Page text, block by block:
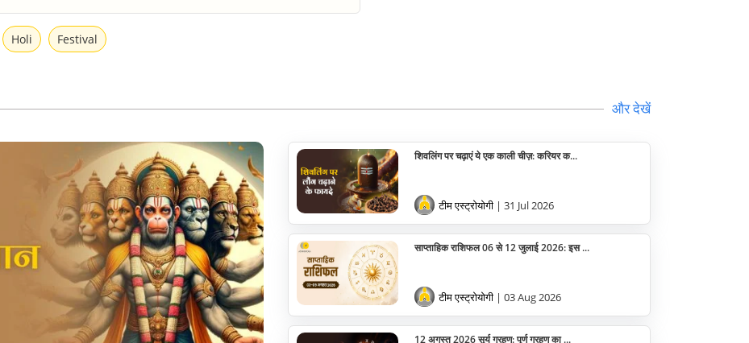
Holi Festival
और देखें
शिवलिंग पर चढ़ाएं ये एक काली चीज़: करियर क...
टीम एस्ट्रोयोगी | 31 Jul 2026
साप्ताहिक राशिफल 06 से 12 जुलाई 2026: इस ...
टीम एस्ट्रोयोगी | 03 Aug 2026
12 अगस्त 2026 सूर्य ग्रहण: पूर्ण ग्रहण का ...